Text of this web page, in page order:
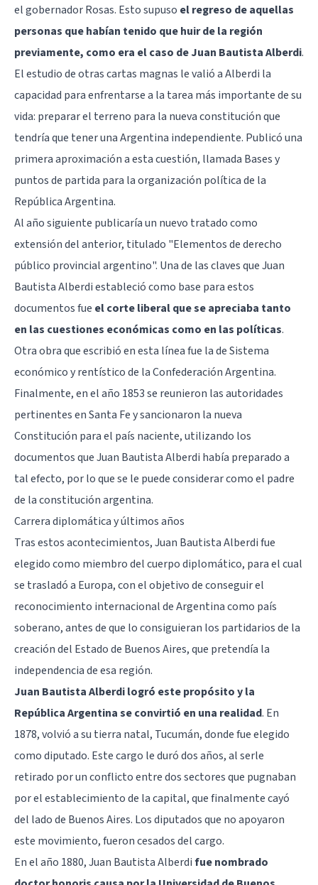
el gobernador Rosas. Esto supuso el regreso de aquellas
personas que habían tenido que huir de la región
previamente, como era el caso de Juan Bautista Alberdi.
El estudio de otras cartas magnas le valió a Alberdi la
capacidad para enfrentarse a la tarea más importante de su
vida: preparar el terreno para la nueva constitución que
tendría que tener una Argentina independiente. Publicó una
primera aproximación a esta cuestión, llamada Bases y
puntos de partida para la organización política de la
República Argentina.
Al año siguiente publicaría un nuevo tratado como
extensión del anterior, titulado "Elementos de derecho
público provincial argentino". Una de las claves que Juan
Bautista Alberdi estableció como base para estos
documentos fue el corte liberal que se apreciaba tanto
en las cuestiones económicas como en las políticas.
Otra obra que escribió en esta línea fue la de Sistema
económico y rentístico de la Confederación Argentina.
Finalmente, en el año 1853 se reunieron las autoridades
pertinentes en Santa Fe y sancionaron la nueva
Constitución para el país naciente, utilizando los
documentos que Juan Bautista Alberdi había preparado a
tal efecto, por lo que se le puede considerar como el padre
de la constitución argentina.
Carrera diplomática y últimos años
Tras estos acontecimientos, Juan Bautista Alberdi fue
elegido como miembro del cuerpo diplomático, para el cual
se trasladó a Europa, con el objetivo de conseguir el
reconocimiento internacional de Argentina como país
soberano, antes de que lo consiguieran los partidarios de la
creación del Estado de Buenos Aires, que pretendía la
independencia de esa región.
Juan Bautista Alberdi logró este propósito y la
República Argentina se convirtió en una realidad. En
1878, volvió a su tierra natal, Tucumán, donde fue elegido
como diputado. Este cargo le duró dos años, al serle
retirado por un conflicto entre dos sectores que pugnaban
por el establecimiento de la capital, que finalmente cayó
del lado de Buenos Aires. Los diputados que no apoyaron
este movimiento, fueron cesados del cargo.
En el año 1880, Juan Bautista Alberdifue nombrado